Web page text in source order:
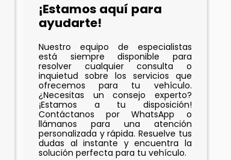
¡Estamos aquí para
ayudarte!
Nuestro equipo de especialistas
está siempre disponible para
resolver cualquier consulta o
inquietud sobre los servicios que
ofrecemos para tu vehículo.
¿Necesitas un consejo experto?
¡Estamos a tu disposición!
Contáctanos por WhatsApp o
llámanos para una atención
personalizada y rápida. Resuelve tus
dudas al instante y encuentra la
solución perfecta para tu vehículo.